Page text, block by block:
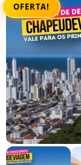
OFERTA!